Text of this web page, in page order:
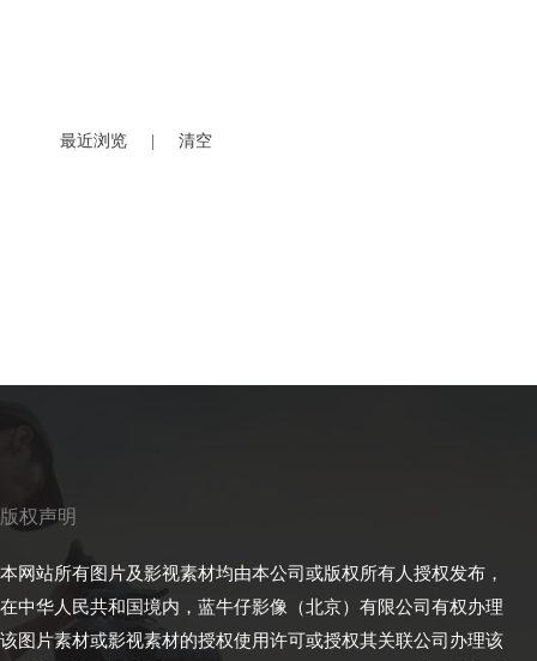
最近浏览 清空
版权声明
本网站所有图片及影视素材均由本公司或版权所有人授权发布，
在中华人民共和国境内，蓝牛仔影像（北京）有限公司有权办理
该图片素材或影视素材的授权使用许可或授权其关联公司办理该